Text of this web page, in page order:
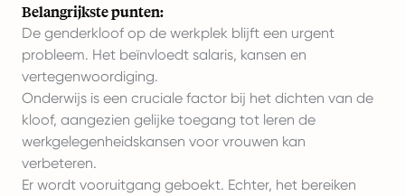
Belangrijkste punten:
De genderkloof op de werkplek blijft een urgent
probleem. Het beïnvloedt salaris, kansen en
vertegenwoordiging.
Onderwijs is een cruciale factor bij het dichten van de
kloof, aangezien gelijke toegang tot leren de
werkgelegenheidskansen voor vrouwen kan
verbeteren.
Er wordt vooruitgang geboekt. Echter, het bereiken